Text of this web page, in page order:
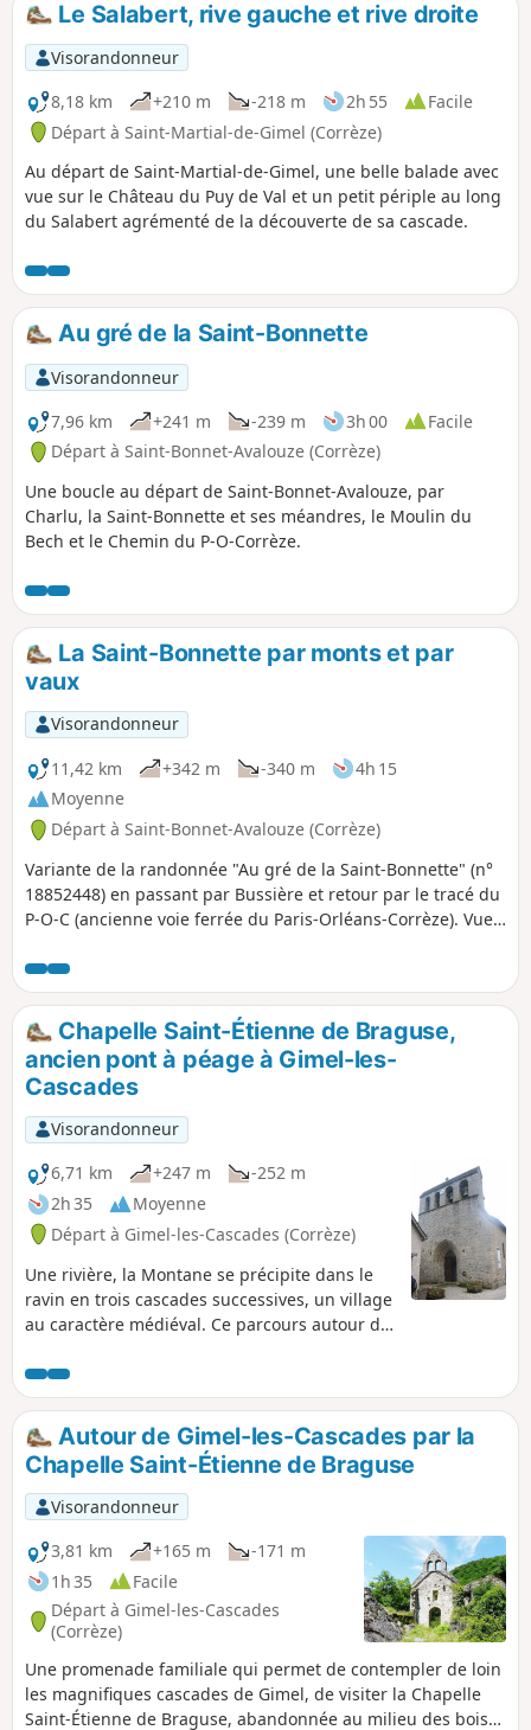
p
Le Salabert, rive gauche et rive droite
Visorandonneur
8,18 km
+210 m -218 m 2h 55
Facile
Départ à Saint-Martial-de-Gimel (Corrèze)
Au départ de Saint-Martial-de-Gimel, une belle balade avec
vue sur le Château du Puy de Val et un petit périple au long
du Salabert agrémenté de la découverte de sa cascade.
Au gré de la Saint-Bonnette
Visorandonneur
7,96 km
+241 m -239 m 3h 00
Facile
Départ à Saint-Bonnet-Avalouze (Corrèze)
Une boucle au départ de Saint-Bonnet-Avalouze, par
Charlu, la Saint-Bonnette et ses méandres, le Moulin du
Bech et le Chemin du P-O-Corrèze.
La Saint-Bonnette par monts et par
vaux
Visorandonneur
11,42 km
+342 m -340 m
4h 15
Moyenne
Départ à Saint-Bonnet-Avalouze (Corrèze)
Variante de la randonnée "Au gré de la Saint-Bonnette" (n°
18852448) en passant par Bussière et retour par le tracé du
P-O-C (ancienne voie ferrée du Paris-Orléans-Corrèze). Vue
sous-bois et paysages ouverts.
Chapelle Saint-Étienne de Braguse,
ancien pont à péage à Gimel-les-
Cascades
Visorandonneur
6,71 km
+247 m
-252 m
2h 35
Moyenne
Départ à Gimel-les-Cascades (Corrèze)
Une rivière, la Montane se précipite dans le
ravin en trois cascades successives, un village
au caractère médiéval. Ce parcours autour de
aussi de découvrir les ruines de l'église de
Saint-Étienne-de-Braguse, le site de la Gour
avec la quatrième cascade et les ruines du
moulin. La randonnée se poursuit vers des
cascadelles et l'ancien pont à péage. Ce
parcours ne vas pas directement aux trois
cascades dont l'accès est payant !
Autour de Gimel-les-Cascades par la
Chapelle Saint-Étienne de Braguse
Visorandonneur
3,81 km
+165 m
-171 m
1h 35
Facile
Départ à Gimel-les-Cascades
(Corrèze)
Une promenade familiale qui permet de contempler de loin
les magnifiques cascades de Gimel, de visiter la Chapelle
Saint-Étienne de Braguse, abandonnée au milieu des bois